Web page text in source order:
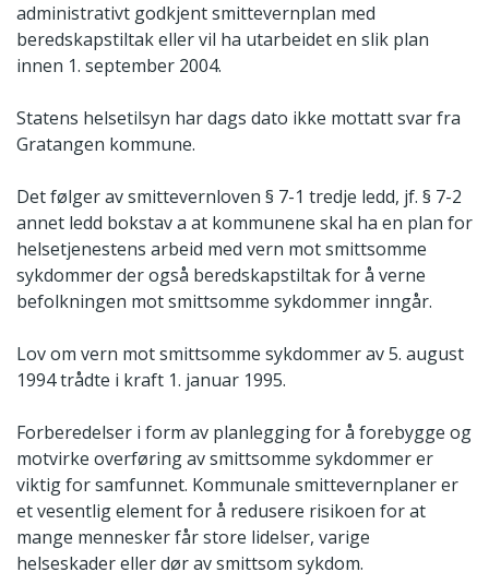
administrativt godkjent smittevernplan med
beredskapstiltak eller vil ha utarbeidet en slik plan
innen 1. september 2004.
Statens helsetilsyn har dags dato ikke mottatt svar fra
Gratangen kommune.
Det følger av smittevernloven § 7-1 tredje ledd, jf. § 7-2
annet ledd bokstav a at kommunene skal ha en plan for
helsetjenestens arbeid med vern mot smittsomme
sykdommer der også beredskapstiltak for å verne
befolkningen mot smittsomme sykdommer inngår.
Lov om vern mot smittsomme sykdommer av 5. august
1994 trådte i kraft 1. januar 1995.
Forberedelser i form av planlegging for å forebygge og
motvirke overføring av smittsomme sykdommer er
viktig for samfunnet. Kommunale smittevernplaner er
et vesentlig element for å redusere risikoen for at
mange mennesker får store lidelser, varige
helseskader eller dør av smittsom sykdom.